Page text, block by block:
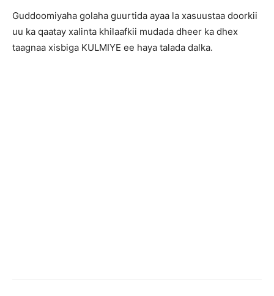
Guddoomiyaha golaha guurtida ayaa la xasuustaa doorkii
uu ka qaatay xalinta khilaafkii mudada dheer ka dhex
taagnaa xisbiga KULMIYE ee haya talada dalka.